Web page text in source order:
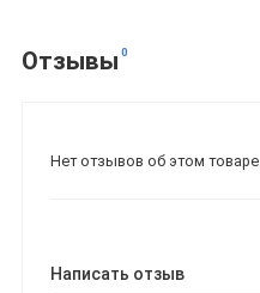
Отзывы 0
Нет отзывов об этом товаре.
Написать отзыв